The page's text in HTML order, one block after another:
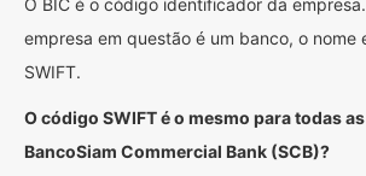
O BIC é o código identificador da
empresa em questão é um banco, o nome
SWIFT.
O código SWIFT é o mesmo para todas
BancoSiam Commercial Bank (SCB)?